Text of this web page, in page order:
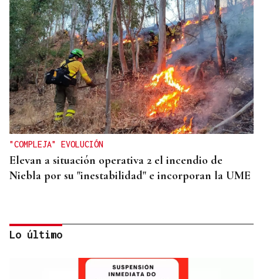
"COMPLEJA" EVOLUCIÓN
Elevan a situación operativa 2 el incendio de
Niebla por su "inestabilidad" e incorporan la UME
Lo último